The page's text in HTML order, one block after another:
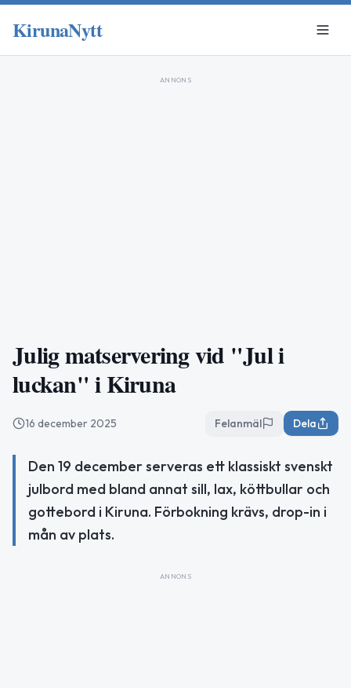
KirunaNytt
ANNONS
Julig matservering vid "Jul i
luckan" i Kiruna
16 december 2025 Felanmäl Dela
Den 19 december serveras ett klassiskt svenskt
julbord med bland annat sill, lax, köttbullar och
gottebord i Kiruna. Förbokning krävs, drop-in i
mån av plats.
ANNONS